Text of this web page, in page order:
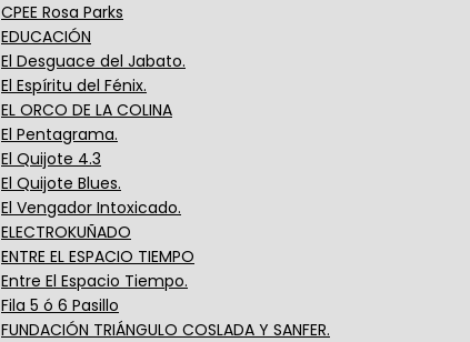
CPEE Rosa Parks
EDUCACIÓN
El Desguace del Jabato.
El Espíritu del Fénix.
EL ORCO DE LA COLINA
El Pentagrama.
El Quijote 4.3
El Quijote Blues.
El Vengador Intoxicado.
ELECTROKUÑADO
ENTRE EL ESPACIO TIEMPO
Entre El Espacio Tiempo.
Fila 5 ó 6 Pasillo
FUNDACIÓN TRIÁNGULO COSLADA Y SANFER.